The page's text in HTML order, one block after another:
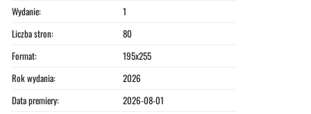
Wydanie:
1
Liczba stron:
80
Format:
195x255
Rok wydania:
2026
Data premiery:
2026-08-01